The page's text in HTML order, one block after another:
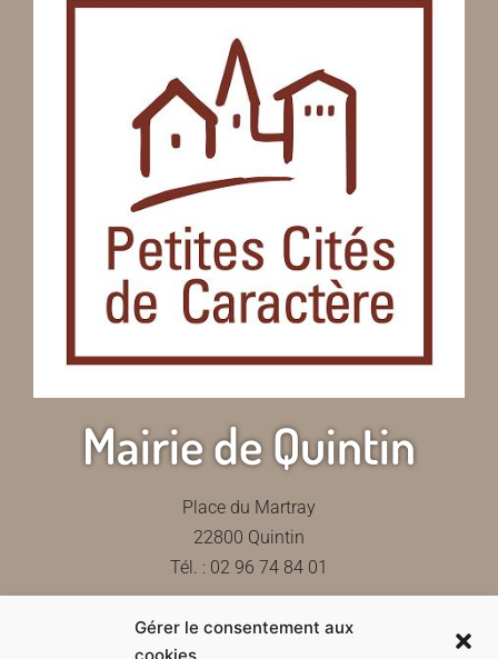
Gérer le consentement aux
Mairie de Quintin
Place du Martray
22800 Quintin
Tél. : 02 96 74 84 01
Contactez-nous